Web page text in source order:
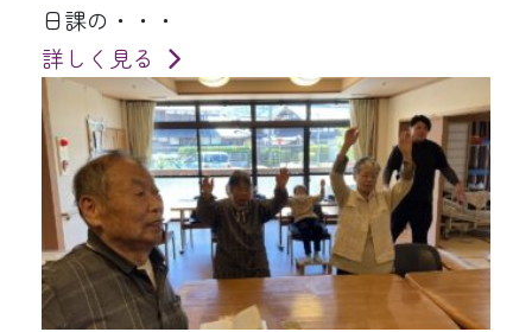
日課の・・・
詳しく見る